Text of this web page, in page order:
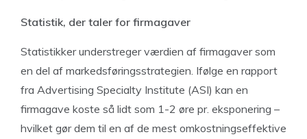
Statistik, der taler for firmagaver
Statistikker understreger værdien af firmagaver som
en del af markedsføringsstrategien. Ifølge en rapport
fra Advertising Specialty Institute (ASI) kan en
firmagave koste så lidt som 1-2 øre pr. eksponering –
hvilket gør dem til en af de mest omkostningseffektive